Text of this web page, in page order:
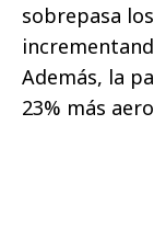
sobrepasa
Además, la
23% más